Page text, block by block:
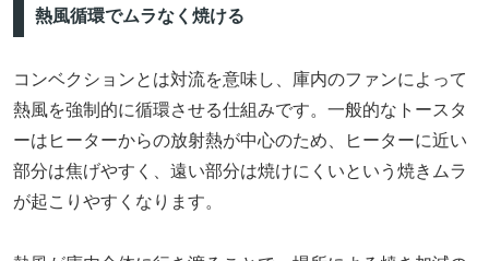
熱風循環でムラなく焼ける
コンベクションとは対流を意味し、庫内のファンによって
熱風を強制的に循環させる仕組みです。一般的なトースタ
ーはヒーターからの放射熱が中心のため、ヒーターに近い
部分は焦げやすく、遠い部分は焼けにくいという焼きムラ
が起こりやすくなります。